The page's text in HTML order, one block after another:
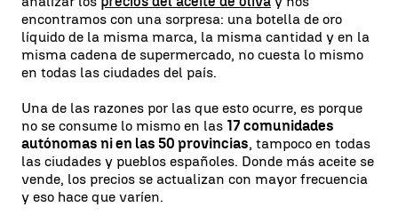
encontramos con una sorpresa: una botella de oro
líquido de la misma marca, la misma cantidad y en la
misma cadena de supermercado, no cuesta lo mismo
en todas las ciudades del país.
Una de las razones por las que esto ocurre, es porque
no se consume lo mismo en las 17 comunidades
autónomas ni en las 50 provincias, tampoco en todas
las ciudades y pueblos españoles. Donde más aceite se
vende, los precios se actualizan con mayor frecuencia
y eso hace que varíen.